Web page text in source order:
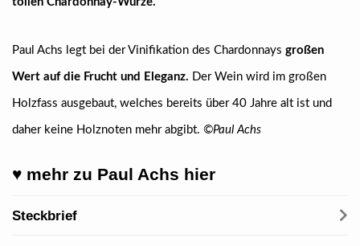
Paul Achs legt bei der Vinifikation des Chardonnays großen
Wert auf die Frucht und Eleganz. Der Wein wird im großen
Holzfass ausgebaut, welches bereits über 40 Jahre alt ist und
daher keine Holznoten mehr abgibt. ©Paul Achs
♥ mehr zu Paul Achs hier
Steckbrief